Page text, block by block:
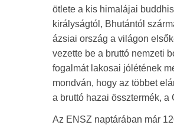
ötlete a kis himalájai
királyságtól, Bhutántól
ázsiai ország a világon
vezette be a bruttó nemzeti
fogalmát lakosai jólétének
mondván, hogy az többet
a bruttó hazai össztermék, a
Az ENSZ naptárában már